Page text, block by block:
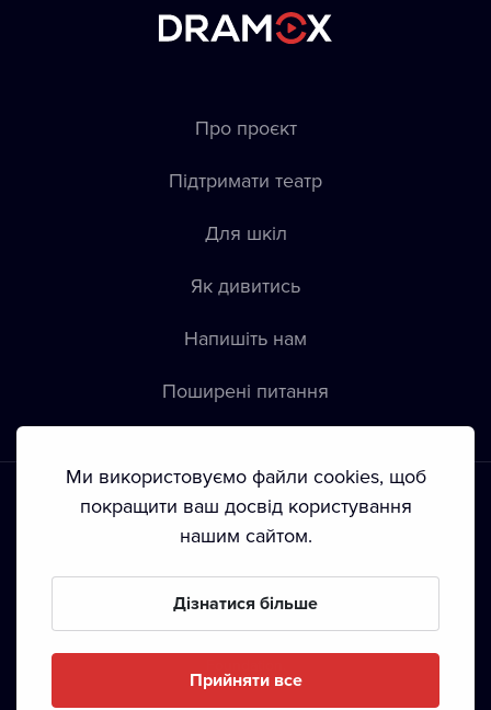
Про проєкт
Підтримати театр
Для шкіл
Як дивитись
Напишіть нам
Пoширені питання
Положення й умови • Конфіденційність • Автoрські права
Ми використовуємо файли cookies, щоб
покращити ваш досвід користування
нашим сайтом.
Дізнатися більше
Прийняти все